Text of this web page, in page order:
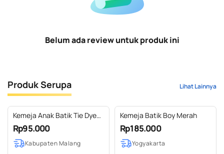
Belum ada review untuk produk ini
Produk Serupa Lihat Lainnya
Kemeja Anak Batik Tie Dye
Motif Lime Green
Rp95.000
Kabupaten Malang
Kemeja Batik Boy Merah
Rp185.000
Yogyakarta